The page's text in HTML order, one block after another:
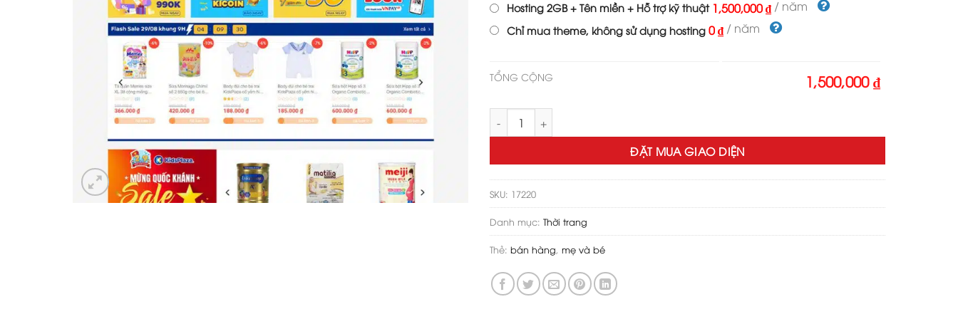
Hosting 2GB + Tên miền + Hỗ trợ kỹ thuật 1,500,000 ₫ / năm
Chỉ mua theme, không sử dụng hosting 0 ₫ / năm
TỔNG CỘNG 1,500,000 ₫
Theme wordpress đồ em bé kid plaza số lượng
ĐẶT MUA GIAO DIỆN
SKU: 17220
Danh mục: Thời trang
Thẻ: bán hàng, mẹ và bé